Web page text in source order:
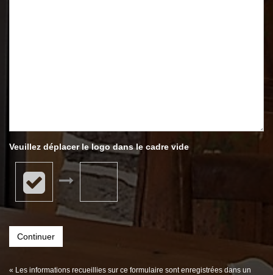
Veuillez déplacer le logo dans le cadre vide
Continuer
« Les informations recueillies sur ce formulaire sont enregistrées dans un